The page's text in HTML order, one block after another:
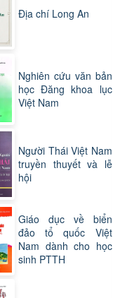
Địa chí Long An
Nghiên cứu văn bản
học Đăng khoa lục
Việt Nam
Người Thái Việt Nam
truyền thuyết và lễ
hội
Giáo dục về biển
đảo tổ quốc Việt
Nam dành cho học
sinh PTTH